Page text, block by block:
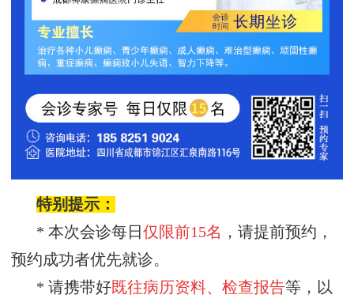
特别提示：
* 本次会诊每日 仅限前15名 ，请提前预约，
预约成功者优先就诊。
* 请携带好既往病历资料、检查报告等，以